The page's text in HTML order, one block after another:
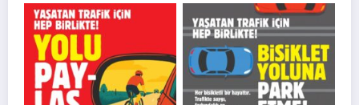
Trafikte Bisiklet Güvenliği İçin
Trafikte Bisiklet Güvenliği İçin